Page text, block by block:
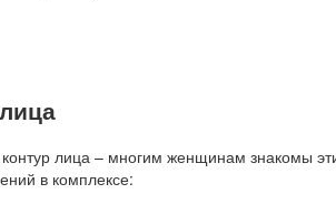
лица – многим женщинам знакомы
в комплексе: